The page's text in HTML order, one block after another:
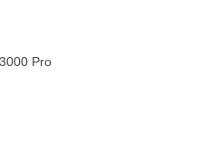
Pro